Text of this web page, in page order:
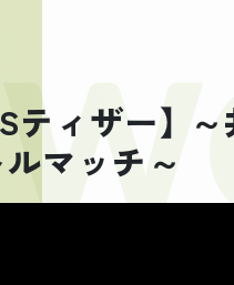
ティザー】
マッチ～